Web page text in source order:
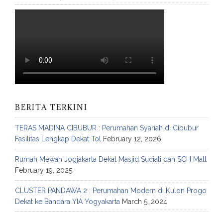
BERITA TERKINI
TERAS MADINA CIBUBUR : Perumahan Syariah di Cibubur
Fasilitas Lengkap Dekat Tol February 12, 2026
Rumah Mewah Jogjakarta Dekat Masjid Suciati dan SCH Mall
February 19, 2025
CLUSTER PANDAWA 2 : Perumahan Modern di Kulon Progo
Dekat ke Bandara YIA Yogyakarta March 5, 2024